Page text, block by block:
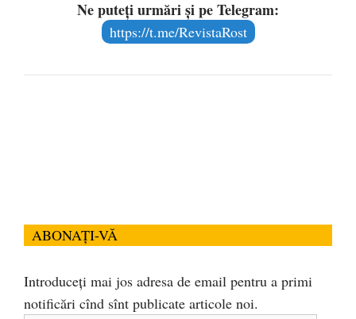
Ne puteți urmări și pe Telegram:
https://t.me/RevistaRost
ABONAȚI-VĂ
Introduceți mai jos adresa de email pentru a primi
notificări cînd sînt publicate articole noi.